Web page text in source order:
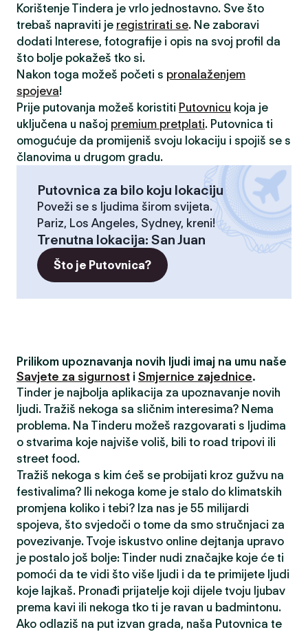
Korištenje Tindera je vrlo jednostavno. Sve što
trebaš napraviti je registrirati se. Ne zaboravi
dodati Interese, fotografije i opis na svoj profil da
što bolje pokažeš tko si.
Nakon toga možeš početi s pronalaženjem
spojeva!
Prije putovanja možeš koristiti Putovnicu koja je
uključena u našoj premium pretplati. Putovnica ti
omogućuje da promijeniš svoju lokaciju i spojiš se s
članovima u drugom gradu.
Putovnica za bilo koju lokaciju
Poveži se s ljudima širom svijeta.
Pariz, Los Angeles, Sydney, kreni!
Trenutna lokacija: San Juan
Što je Putovnica?
Prilikom upoznavanja novih ljudi imaj na umu naše
Savjete za sigurnost i Smjernice zajednice.
Tinder je najbolja aplikacija za upoznavanje novih
ljudi. Tražiš nekoga sa sličnim interesima? Nema
problema. Na Tinderu možeš razgovarati s ljudima
o stvarima koje najviše voliš, bili to road tripovi ili
street food.
Tražiš nekoga s kim ćeš se probijati kroz gužvu na
festivalima? Ili nekoga kome je stalo do klimatskih
promjena koliko i tebi? Iza nas je 55 milijardi
spojeva, što svjedoči o tome da smo stručnjaci za
povezivanje. Tvoje iskustvo online dejtanja upravo
je postalo još bolje: Tinder nudi značajke koje će ti
pomoći da te vidi što više ljudi i da te primijete ljudi
koje lajkaš. Pronađi prijatelje koji dijele tvoju ljubav
prema kavi ili nekoga tko ti je ravan u badmintonu.
Ako odlaziš na put izvan grada, naša Putovnica te